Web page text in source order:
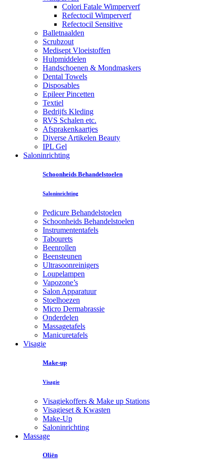
Colori Fatale Wimperverf
Refectocil Wimperverf
Refectocil Sensitive
Balletnaalden
Scrubzout
Medisept Vloeistoffen
Hulpmiddelen
Handschoenen & Mondmaskers
Dental Towels
Disposables
Epileer Pincetten
Textiel
Bedrijfs Kleding
RVS Schalen etc.
Afsprakenkaartjes
Diverse Artikelen Beauty
IPL Gel
Saloninrichting
Schoonheids Behandelstoelen
Saloninrichting
Pedicure Behandelstoelen
Schoonheids Behandelstoelen
Instrumententafels
Tabourets
Beenrollen
Beensteunen
Ultrasoonreinigers
Loupelampen
Vapozone’s
Salon Apparatuur
Stoelhoezen
Micro Dermabrassie
Onderdelen
Massagetafels
Manicuretafels
Visagie
Make-up
Visagie
Visagiekoffers & Make up Stations
Visagieset & Kwasten
Make-Up
Saloninrichting
Massage
Oliën